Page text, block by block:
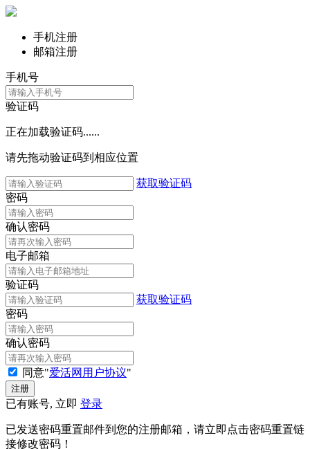
手机注册
邮箱注册
手机号
验证码
正在加载验证码......
请先拖动验证码到相应位置
获取验证码
密码
确认密码
电子邮箱
验证码
获取验证码
密码
确认密码
同意"爱活网用户协议"
已有账号, 立即 登录
已发送密码重置邮件到您的注册邮箱，请立即点击密码重置链
接修改密码！